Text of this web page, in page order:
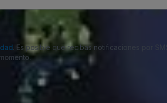
. Es posible que recibas notificaciones por